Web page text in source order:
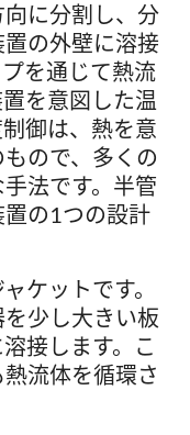
に分割し、分
の外壁に溶接
を通じて熱流
を意図した温
御は、熱を意
ので、多くの
法です。半管
の1つの設計
ケットです。
少し大きい板
接します。こ
流体を循環さ